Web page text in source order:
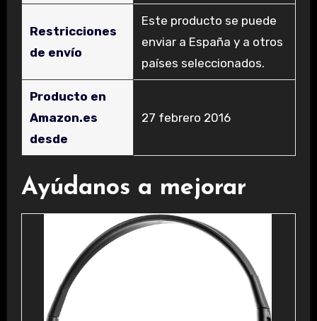
Restricciones
de envío
Este producto se puede
enviar a España y a otros
países seleccionados.
Producto en
Amazon.es
desde
27 febrero 2016
Ayúdanos a mejorar